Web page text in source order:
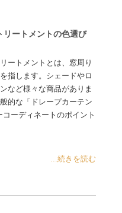
リートメントの色選び
ートメントとは、窓周り
指します。シェードやロ
など様々な商品がありま
的な「ドレープカーテン
ーディネートのポイント
...続きを読む